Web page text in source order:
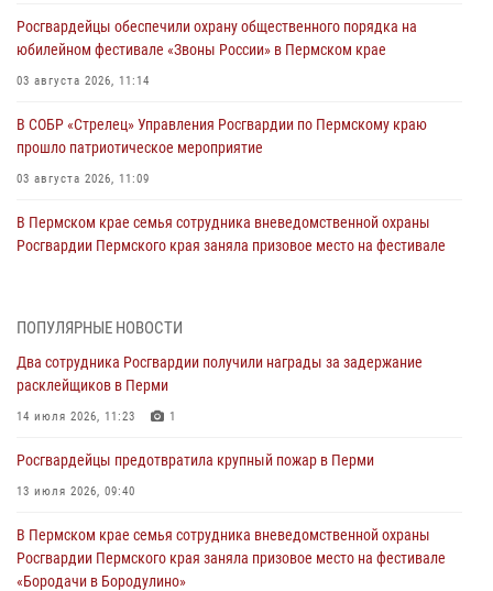
Росгвардейцы обеспечили охрану общественного порядка на
юбилейном фестивале «Звоны России» в Пермском крае
03 августа 2026, 11:14
В СОБР «Стрелец» Управления Росгвардии по Пермскому краю
прошло патриотическое мероприятие
03 августа 2026, 11:09
В Пермском крае семья сотрудника вневедомственной охраны
Росгвардии Пермского края заняла призовое место на фестивале
юных спортсменов
03 августа 2026, 10:59
30 июля 2026, 05:19
богослужении в Перми
28 июля 2026, 10:44
ПОПУЛЯРНЫЕ НОВОСТИ
Два сотрудника Росгвардии получили награды за задержание
расклейщиков в Перми
14 июля 2026, 11:23 1
Росгвардейцы предотвратила крупный пожар в Перми
13 июля 2026, 09:40
В Пермском крае семья сотрудника вневедомственной охраны
Росгвардии Пермского края заняла призовое место на фестивале
«Бородачи в Бородулино»